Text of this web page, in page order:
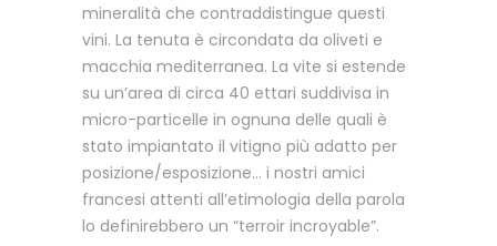
mineralità che contraddistingue questi
vini. La tenuta è circondata da oliveti e
macchia mediterranea. La vite si estende
su un’area di circa 40 ettari suddivisa in
micro-particelle in ognuna delle quali è
stato impiantato il vitigno più adatto per
posizione/esposizione… i nostri amici
francesi attenti all’etimologia della parola
lo definirebbero un “terroir incroyable”.